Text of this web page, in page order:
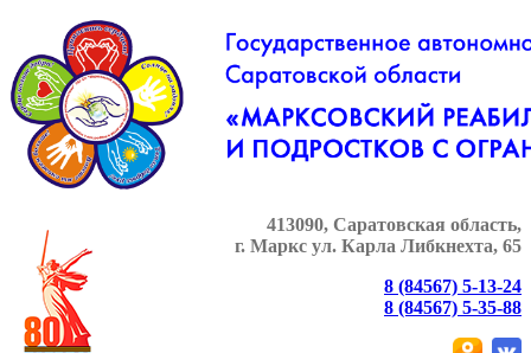
413090, Саратовская область,
г. Маркс ул. Карла Либкнехта, 65
8 (84567) 5-13-24
8 (84567) 5-35-88